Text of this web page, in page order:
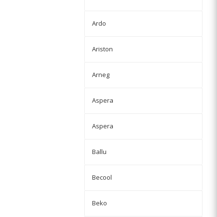
Ardo
Ariston
Arneg
Aspera
Aspera
Ballu
Becool
Beko